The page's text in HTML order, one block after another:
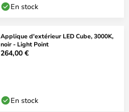
En stock
Applique d'extérieur LED Cube, 3000K,
noir - Light Point
264,00 €
En stock